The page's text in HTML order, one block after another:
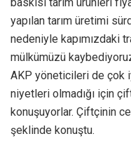
yapılan tarım üretimi
nedeniyle kapımızdaki
mülkümüzü
AKP yöneticileri de çok
niyetleri olmadığı için
konuşuyorlar. Çiftçinin
şeklinde konuştu.